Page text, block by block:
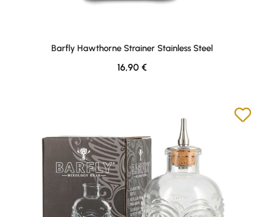
Barfly Hawthorne Strainer Stainless Steel
Regulärer Preis:
16,90 €